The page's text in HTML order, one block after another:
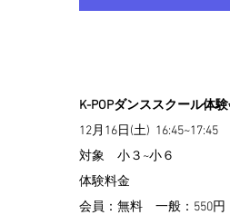
K-POPダンススクール体
12月16日(土)  16:45~17:45
対象　小３~小６
体験料金
会員：無料　一般：550円